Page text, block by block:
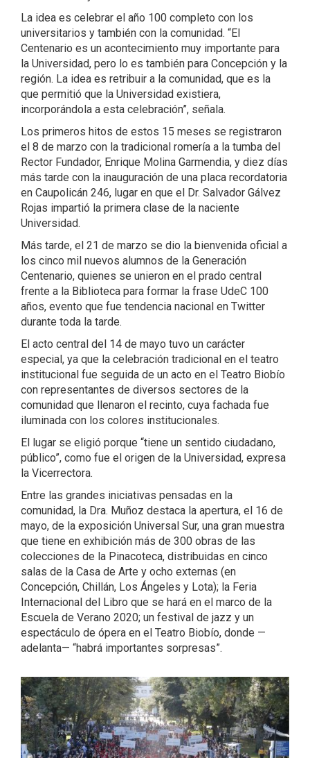
La idea es celebrar el año 100 completo con los
universitarios y también con la comunidad. “El
Centenario es un acontecimiento muy importante para
la Universidad, pero lo es también para Concepción y la
región. La idea es retribuir a la comunidad, que es la
que permitió que la Universidad existiera,
incorporándola a esta celebración”, señala.
Los primeros hitos de estos 15 meses se registraron
el 8 de marzo con la tradicional romería a la tumba del
Rector Fundador, Enrique Molina Garmendia, y diez días
más tarde con la inauguración de una placa recordatoria
en Caupolicán 246, lugar en que el Dr. Salvador Gálvez
Rojas impartió la primera clase de la naciente
Universidad.
Más tarde, el 21 de marzo se dio la bienvenida oficial a
los cinco mil nuevos alumnos de la Generación
Centenario, quienes se unieron en el prado central
frente a la Biblioteca para formar la frase UdeC 100
años, evento que fue tendencia nacional en Twitter
durante toda la tarde.
El acto central del 14 de mayo tuvo un carácter
especial, ya que la celebración tradicional en el teatro
institucional fue seguida de un acto en el Teatro Biobío
con representantes de diversos sectores de la
comunidad que llenaron el recinto, cuya fachada fue
iluminada con los colores institucionales.
El lugar se eligió porque “tiene un sentido ciudadano,
público”, como fue el origen de la Universidad, expresa
la Vicerrectora.
Entre las grandes iniciativas pensadas en la
comunidad, la Dra. Muñoz destaca la apertura, el 16 de
mayo, de la exposición Universal Sur, una gran muestra
que tiene en exhibición más de 300 obras de las
colecciones de la Pinacoteca, distribuidas en cinco
salas de la Casa de Arte y ocho externas (en
Concepción, Chillán, Los Ángeles y Lota); la Feria
Internacional del Libro que se hará en el marco de la
Escuela de Verano 2020; un festival de jazz y un
espectáculo de ópera en el Teatro Biobío, donde —
adelanta— “habrá importantes sorpresas”.